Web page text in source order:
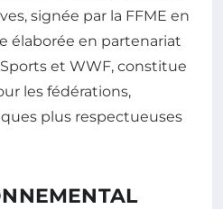
signée par la FFME en
élaborée en partenariat
et WWF, constitue
les fédérations,
plus respectueuses